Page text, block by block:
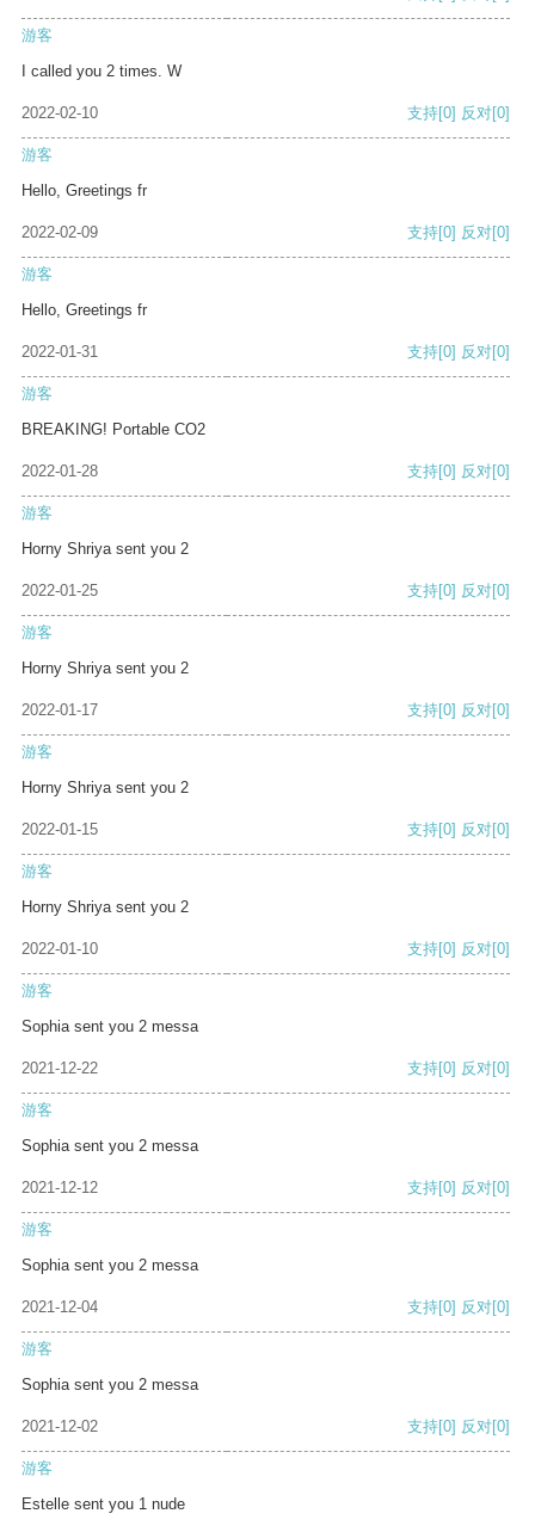
游客
I called you 2 times. W
2022-02-10 支持[0] 反对[0]
游客
Hello, Greetings fr
2022-02-09 支持[0] 反对[0]
游客
Hello, Greetings fr
2022-01-31 支持[0] 反对[0]
游客
BREAKING! Portable CO2
2022-01-28 支持[0] 反对[0]
游客
Horny Shriya sent you 2
2022-01-25 支持[0] 反对[0]
游客
Horny Shriya sent you 2
2022-01-17 支持[0] 反对[0]
游客
Horny Shriya sent you 2
2022-01-15 支持[0] 反对[0]
游客
Horny Shriya sent you 2
2022-01-10 支持[0] 反对[0]
游客
Sophia sent you 2 messa
2021-12-22 支持[0] 反对[0]
游客
Sophia sent you 2 messa
2021-12-12 支持[0] 反对[0]
游客
Sophia sent you 2 messa
2021-12-04 支持[0] 反对[0]
游客
Sophia sent you 2 messa
2021-12-02 支持[0] 反对[0]
游客
Estelle sent you 1 nude